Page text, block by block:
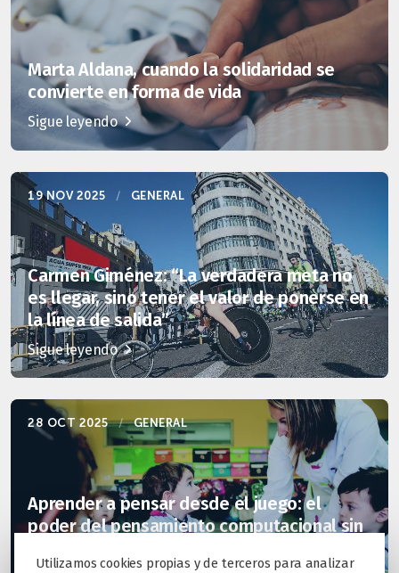
Marta Aldana, cuando la solidaridad se
convierte en forma de vida
Sigue leyendo
19 NOV 2025 / GENERAL
Carmen Giménez: “La verdadera meta no
es llegar, sino tener el valor de ponerse en
la línea de salida”
Sigue leyendo
28 OCT 2025 / GENERAL
Aprender a pensar desde el juego: el
poder del pensamiento computacional sin
Utilizamos cookies propias y de terceros para analizar